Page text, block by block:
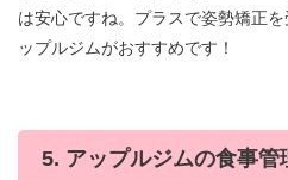
は安心ですね。プラスで姿勢矯正
ップルジムがおすすめです！
5. アップルジムの食事管